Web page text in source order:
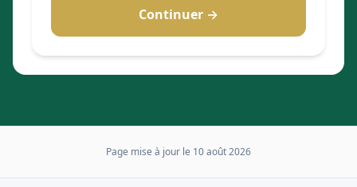
Continuer →
Page mise à jour le 10 août 2026